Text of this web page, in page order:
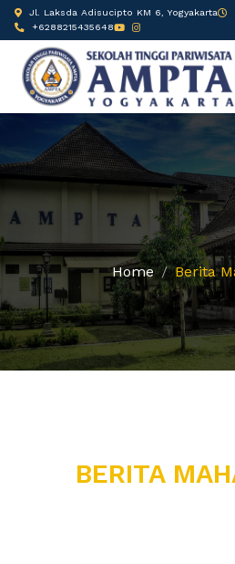
Jl. Laksda Adisucipto KM 6, Yogyakarta
+6288215435648
Home Berita
BERITA